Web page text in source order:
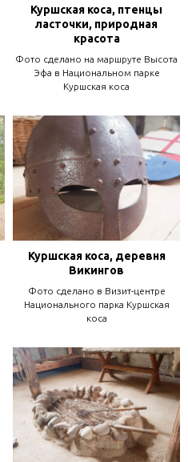
Куршская коса, птенцы
ласточки, природная
красота
Фото сделано на маршруте Высота
Эфа в Национальном парке
Куршская коса
Куршская коса, деревня
Викингов
Фото сделано в Визит-центре
Национального парка Куршская
коса